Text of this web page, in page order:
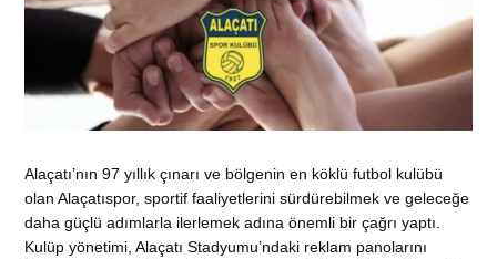
Alaçatı’nın 97 yıllık çınarı ve bölgenin en köklü futbol kulübü
olan Alaçatıspor, sportif faaliyetlerini sürdürebilmek ve geleceğe
daha güçlü adımlarla ilerlemek adına önemli bir çağrı yaptı.
Kulüp yönetimi, Alaçatı Stadyumu’ndaki reklam panolarını